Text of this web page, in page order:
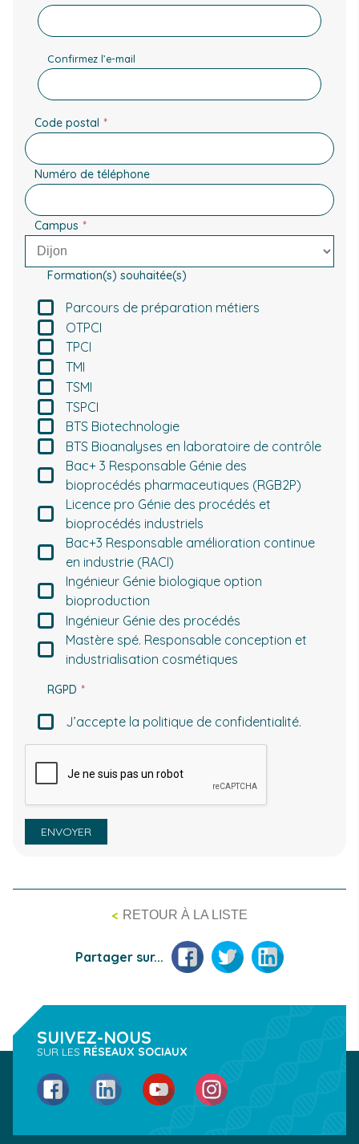
Confirmez l’e-mail
Code postal
Numéro de téléphone
Campus
Formation(s) souhaitée(s)
Parcours de préparation métiers
OTPCI
TPCI
TMI
TSMI
TSPCI
BTS Biotechnologie
BTS Bioanalyses en laboratoire de contrôle
Bac+ 3 Responsable Génie des
bioprocédés pharmaceutiques (RGB2P)
Licence pro Génie des procédés et
bioprocédés industriels
Bac+3 Responsable amélioration continue
en industrie (RACI)
Ingénieur Génie biologique option
bioproduction
Ingénieur Génie des procédés
Mastère spé. Responsable conception et
industrialisation cosmétiques
RGPD
J’accepte la politique de confidentialité.
ENVOYER
< RETOUR À LA LISTE
Partager sur... FacebookTwitter LinkedIn
SUIVEZ-NOUS
SUR LES RÉSEAUX SOCIAUX
FacebookLinkedIn YouTube Instagram